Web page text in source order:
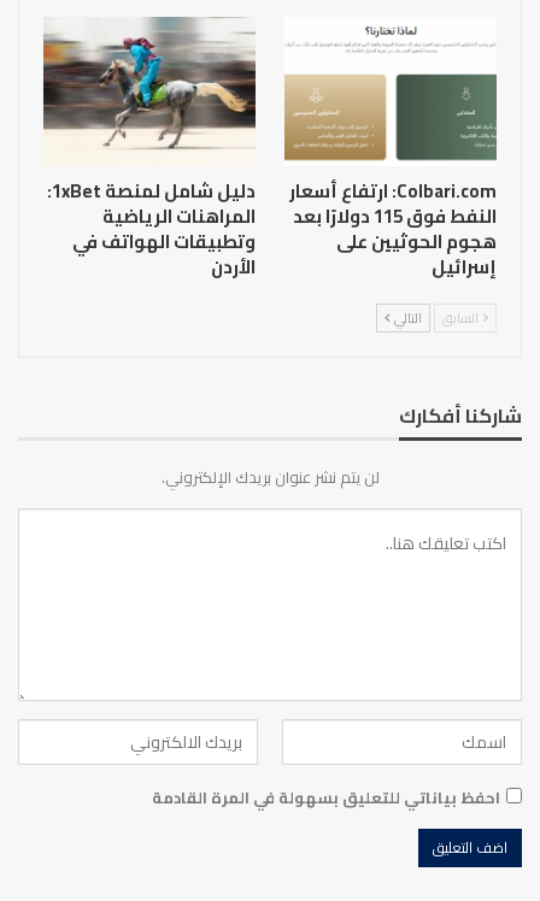
Colbari.com: ارتفاع أسعار
النفط فوق 115 دولارًا بعد
هجوم الحوثيين على
إسرائيل
دليل شامل لمنصة 1xBet:
المراهنات الرياضية
وتطبيقات الهواتف في
الأردن
السابق التالي
شاركنا أفكارك
لن يتم نشر عنوان بريدك الإلكتروني.
احفظ بياناتي للتعليق بسهولة في المرة القادمة